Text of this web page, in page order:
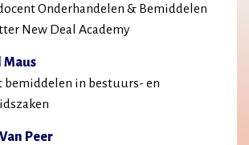
Onderhandelen & Bemiddelen
New Deal Academy
Maus
bemiddelen in bestuurs- en
Peer